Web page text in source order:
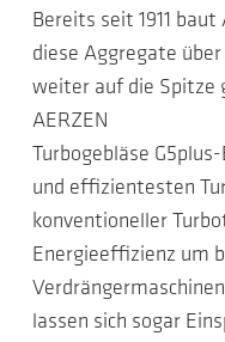
Bereits seit 1911
diese Aggregate
weiter auf die Spitze
AERZEN
Turbogebläse
und effizientesten
konventioneller
Energieeffizienz um
lassen sich sogar